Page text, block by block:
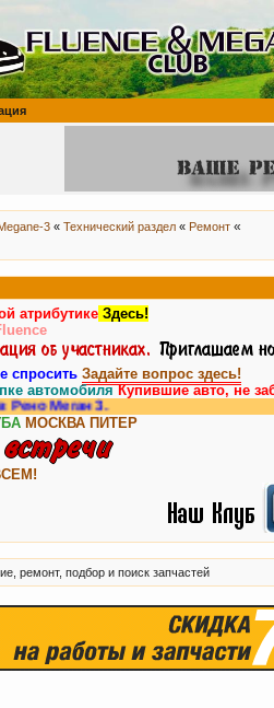
3 « Технический раздел « Ремонт «
атрибутике Здесь!
спросить Задайте вопрос здесь!
автомобиляКупившие авто, не
3.
МОСКВА ПИТЕР
ремонт, подбор и поиск запчастей